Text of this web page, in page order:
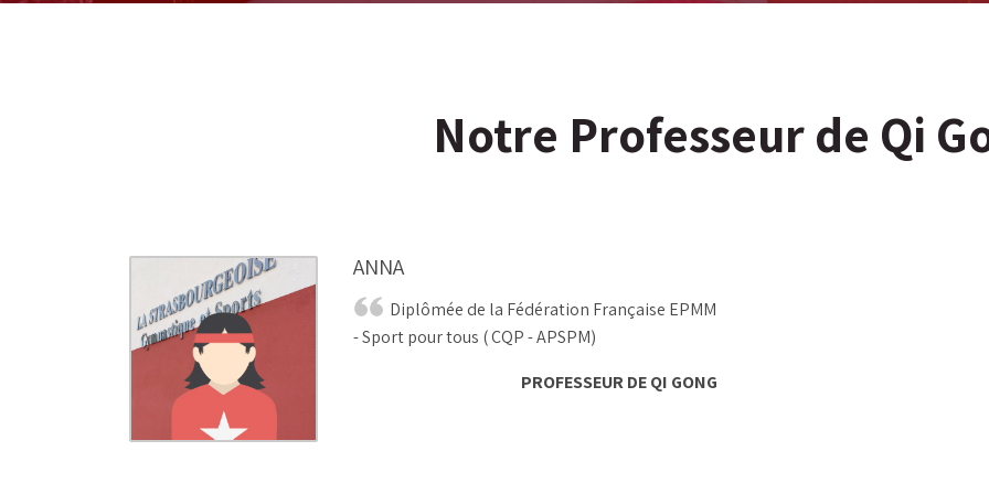
Notre Professeur de Qi
ANNA
Diplômée de la Fédération Française EPMM
- Sport pour tous ( CQP - APSPM)
PROFESSEUR DE QI GONG